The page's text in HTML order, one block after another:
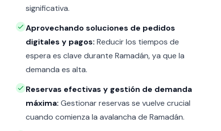
significativa.
Aprovechando soluciones de pedidos
digitales y pagos: Reducir los tiempos de
espera es clave durante Ramadán, ya que la
demanda es alta.
Reservas efectivas y gestión de demanda
máxima: Gestionar reservas se vuelve crucial
cuando comienza la avalancha de Ramadán.